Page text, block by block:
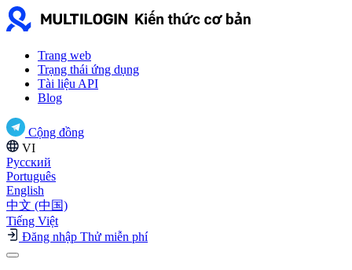
Trang web
Trạng thái ứng dụng
Tài liệu API
Blog
Cộng đồng
VI
Русский
Português
English
中文 (中国)
Tiếng Việt
Đăng nhập Thử miễn phí